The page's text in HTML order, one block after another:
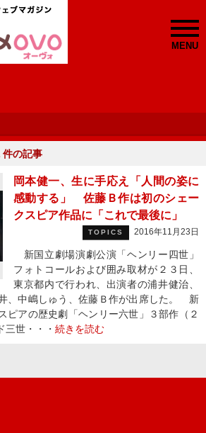
MENU
件の記事
岡本健一、生に手応え「人間の姿に
感動する」 佐藤Ｂ作は初のシェー
クスピア作品に「これで最後に」
TOPICS 2016年11月23日
新国立劇場演劇公演「ヘンリー四世」
フォトコールおよび囲み取材が２３日、
東京都内で行われ、出演者の浦井健治、
、中嶋しゅう、佐藤Ｂ作が出席した。 新
ピアの歴史劇「ヘンリー六世」３部作（２
三世・・・ 続きを読む